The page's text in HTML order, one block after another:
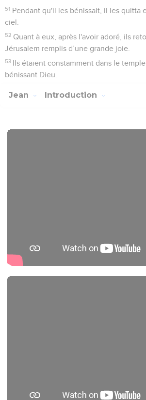
51 Pendant qu'il les bénissait, il les quitta
ciel.
52 Quant à eux, après l'avoir adoré, ils
Jérusalem remplis d’une grande joie.
53 Ils étaient constamment dans le
bénissant Dieu.
Jean Introduction